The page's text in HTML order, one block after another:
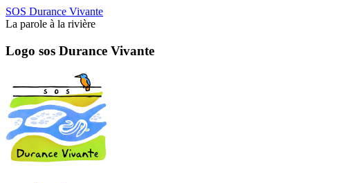
SOS Durance Vivante
La parole à la rivière
Logo sos Durance Vivante